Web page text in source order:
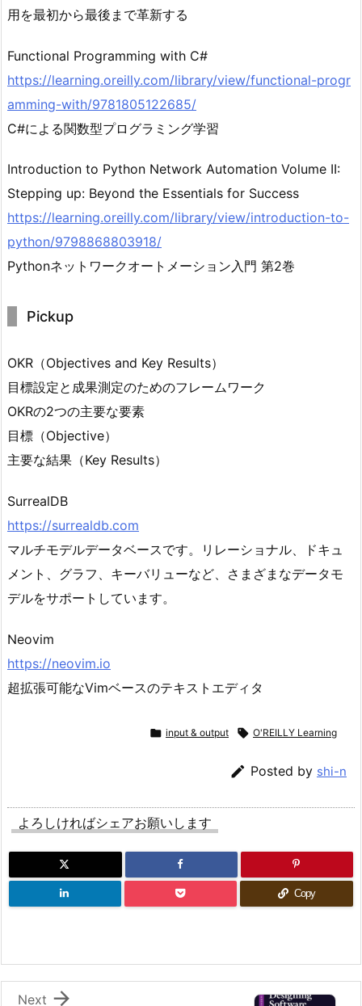
用を最初から最後まで革新する
Functional Programming with C#
https://learning.oreilly.com/library/view/functional-progr
amming-with/9781805122685/
C#による関数型プログラミング学習
Introduction to Python Network Automation Volume II:
Stepping up: Beyond the Essentials for Success
https://learning.oreilly.com/library/view/introduction-to-
python/9798868803918/
Pythonネットワークオートメーション入門 第2巻
Pickup
OKR（Objectives and Key Results）
目標設定と成果測定のためのフレームワーク
OKRの2つの主要な要素
目標（Objective）
主要な結果（Key Results）
SurrealDB
https://surrealdb.com
マルチモデルデータベースです。リレーショナル、ドキュ
メント、グラフ、キーバリューなど、さまざまなデータモ
デルをサポートしています。
Neovim
https://neovim.io
超拡張可能なVimベースのテキストエディタ
 input & output  O'REILLY Learning
 Posted by shi-n
よろしければシェアお願いします
Copy

Next